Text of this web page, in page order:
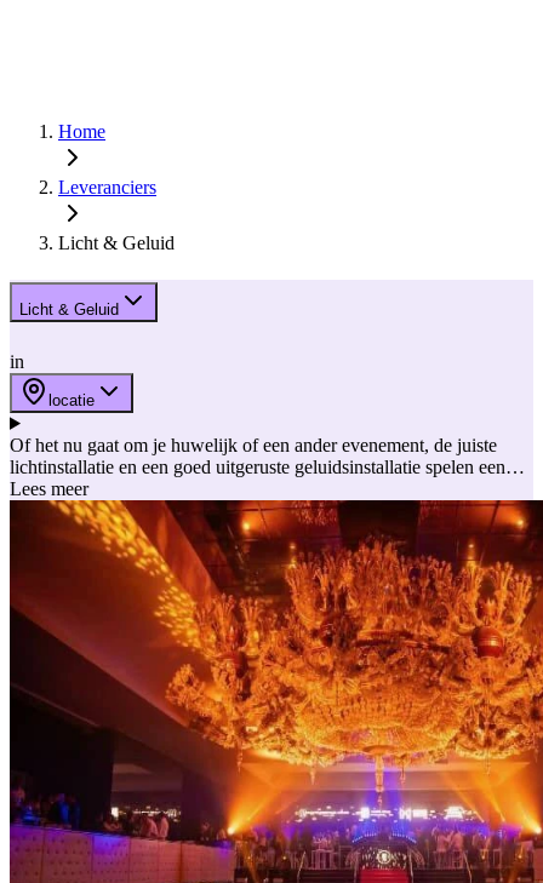
Home
Leveranciers
Licht & Geluid
Licht & Geluid
in
locatie
Of het nu gaat om je huwelijk of een ander evenement, de juiste
lichtinstallatie en een goed uitgeruste geluidsinstallatie spelen een
cruciale rol bij het creëren van de gewenste sfeer. Zorg voor een
warme en uitnodigende ambiance met sfeerverlichting op je feest,
verrassende lichteffecten en een aangename audio installatie die
perfect klinkt. Deze licht en geluid verhuur bedrijven laten jouw
huwelijksfeest of event tot leven komen met een professionele licht-
en geluidsinstallatie!
Lees meer